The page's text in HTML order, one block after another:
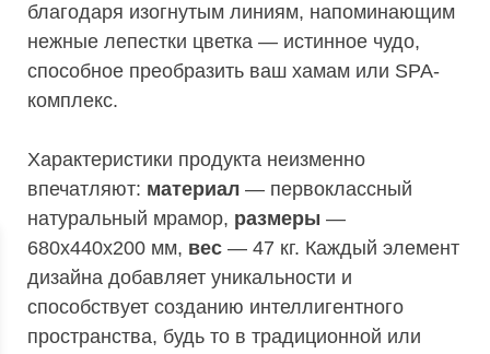
благодаря изогнутым линиям, напоминающим
нежные лепестки цветка — истинное чудо,
способное преобразить ваш хамам или SPA-
комплекс.
Характеристики продукта неизменно
впечатляют: материал — первоклассный
натуральный мрамор, размеры —
680х440х200 мм, вес — 47 кг. Каждый элемент
дизайна добавляет уникальности и
способствует созданию интеллигентного
пространства, будь то в традиционной или